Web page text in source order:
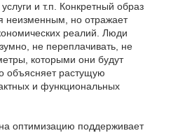
и т.п. Конкретный образ
неизменным, но отражает
реалий. Люди
не переплачивать, не
которыми они будут
объясняет растущую
и функциональных
оптимизацию поддерживает